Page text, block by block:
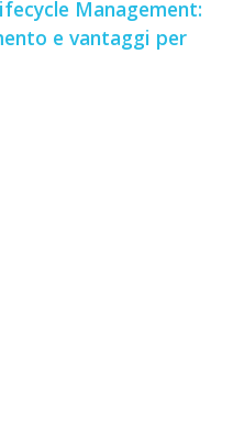
Management:
e vantaggi per